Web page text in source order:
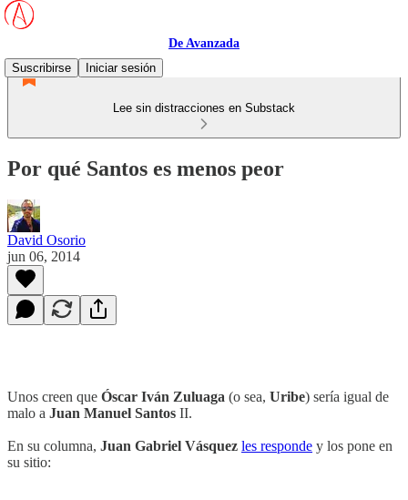
De Avanzada
Suscribirse
Iniciar sesión
Lee sin distracciones en Substack
Por qué Santos es menos peor
David Osorio
jun 06, 2014
Unos creen que Óscar Iván Zuluaga (o sea, Uribe) sería igual de
malo a Juan Manuel Santos II.
En su columna, Juan Gabriel Vásquez les responde y los pone en
su sitio: